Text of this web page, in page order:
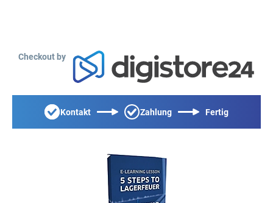
Checkout by
Kontakt Zahlung Fertig